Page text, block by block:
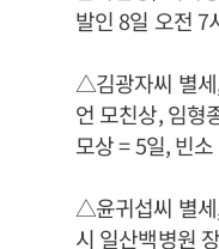
발인 8일 오전 7
△김광자씨 별세
언 모친상, 임형
모상 = 5일, 빈
△윤귀섭씨 별세
시 일산백병원